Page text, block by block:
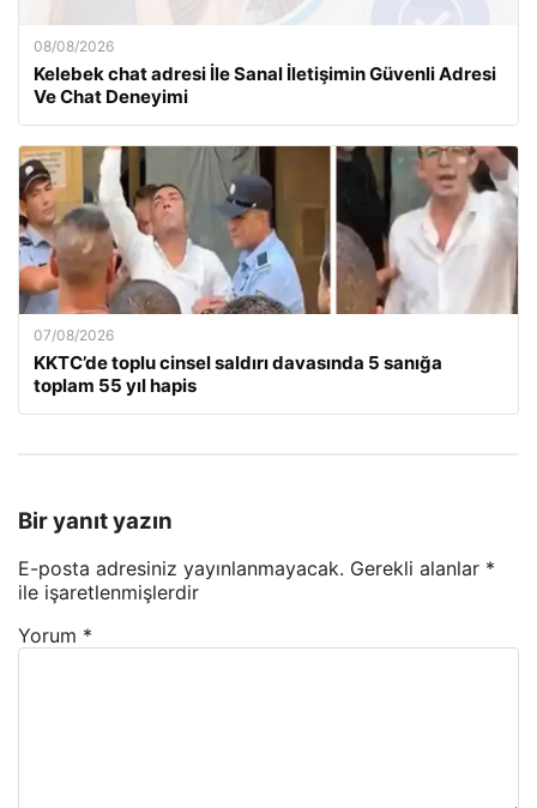
08/08/2026
Kelebek chat adresi İle Sanal İletişimin Güvenli Adresi
Ve Chat Deneyimi
07/08/2026
KKTC’de toplu cinsel saldırı davasında 5 sanığa
toplam 55 yıl hapis
Bir yanıt yazın
E-posta adresiniz yayınlanmayacak. Gerekli alanlar *
ile işaretlenmişlerdir
Yorum *